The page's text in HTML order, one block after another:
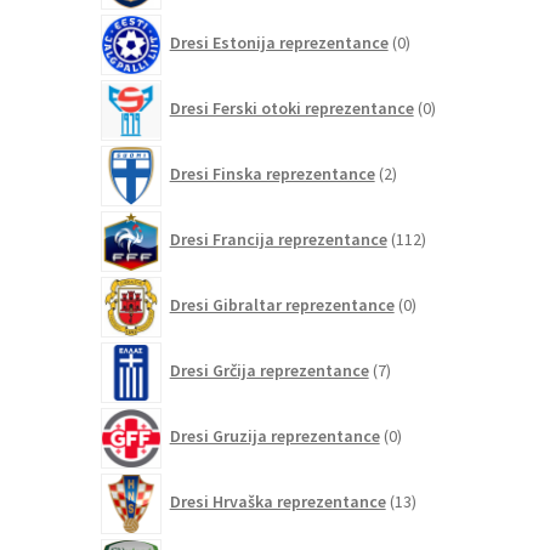
Dresi Estonija reprezentance 0izdelkov
Dresi Ferski otoki reprezentance 0izdelkov
Dresi Finska reprezentance 2izdelka
Dresi Francija reprezentance 112izdelkov
Dresi Gibraltar reprezentance 0izdelkov
Dresi Grčija reprezentance 7izdelkov
Dresi Gruzija reprezentance 0izdelkov
Dresi Hrvaška reprezentance 13izdelkov